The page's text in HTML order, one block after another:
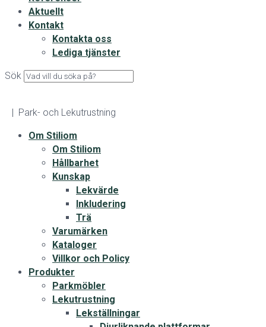
Aktuellt
Kontakt
Kontakta oss
Lediga tjänster
Sök
| Park- och Lekutrustning
Om Stiliom
Om Stiliom
Hållbarhet
Kunskap
Lekvärde
Inkludering
Trä
Varumärken
Kataloger
Villkor och Policy
Produkter
Parkmöbler
Lekutrustning
Lekställningar